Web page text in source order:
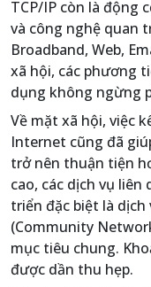
TCP/IP còn là động
và công nghệ quan
Broadband, Web,
xã hội, các phương
dụng không ngừng
Về mặt xã hội, việc
Internet cũng đã
trở nên thuận tiện
cao, các dịch vụ
triển đặc biệt là
(Community
mục tiêu chung.
được dần thu hẹp.